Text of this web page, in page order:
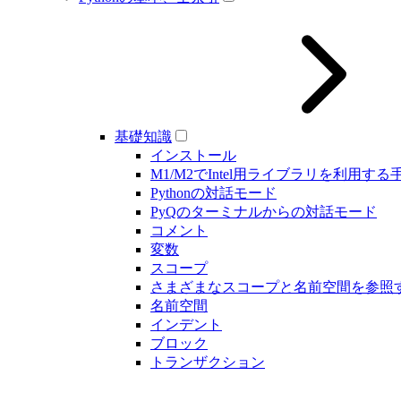
基礎知識
インストール
M1/M2でIntel用ライブラリを利用する
Pythonの対話モード
PyQのターミナルからの対話モード
コメント
変数
スコープ
さまざまなスコープと名前空間を参照
名前空間
インデント
ブロック
トランザクション